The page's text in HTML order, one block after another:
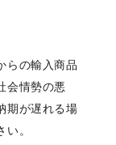
らの輸入商品
会情勢の悪
期が遅れる場
。